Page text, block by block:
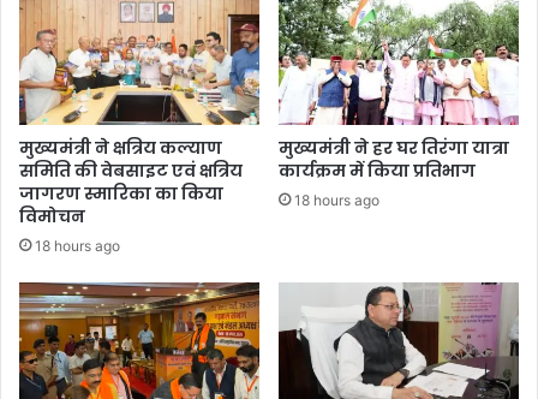
मुख्यमंत्री ने क्षत्रिय कल्याण
समिति की वेबसाइट एवं क्षत्रिय
जागरण स्मारिका का किया
विमोचन
18 hours ago
मुख्यमंत्री ने हर घर तिरंगा यात्रा
कार्यक्रम में किया प्रतिभाग
18 hours ago